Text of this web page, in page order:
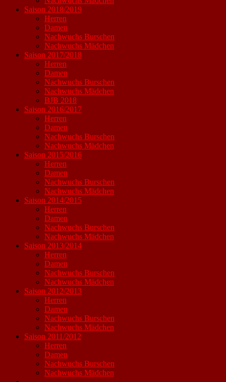
Saison 2018/2019
Herren
Damen
Nachwuchs Burschen
Nachwuchs Mädchen
Saison 2017/2018
Herren
Damen
Nachwuchs Burschen
Nachwuchs Mädchen
BJB 2018
Saison 2016/2017
Herren
Damen
Nachwuchs Burschen
Nachwuchs Mädchen
Saison 2015/2016
Herren
Damen
Nachwuchs Burschen
Nachwuchs Mädchen
Saison 2014/2015
Herren
Damen
Nachwuchs Burschen
Nachwuchs Mädchen
Saison 2013/2014
Herren
Damen
Nachwuchs Burschen
Nachwuchs Mädchen
Saison 2012/2013
Herren
Damen
Nachwuchs Burschen
Nachwuchs Mädchen
Saison 2011/2012
Herren
Damen
Nachwuchs Burschen
Nachwuchs Mädchen